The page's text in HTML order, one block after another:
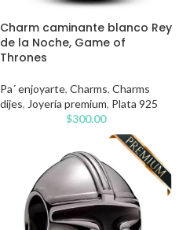
Charm caminante blanco Rey
de la Noche, Game of
Thrones
Pa´ enjoyarte, Charms, Charms
dijes, Joyería premium, Plata 925
$300.00